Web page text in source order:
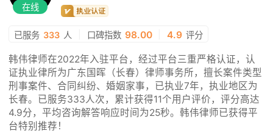
在线
已服务 333 人 口碑指数 98.00 4.9 评分
韩伟律师在2022年入驻平台，经过平台三重严格认证，认
证执业律所为广东国晖（长春）律师事务所，擅长案件类型
刑事案件、合同纠纷、婚姻家事，已执业7年，执业地区为
长春。已服务333人次，累计获得11个用户评价，评分高达
4.9分，平均咨询解答响应时间为25秒。韩伟律师已获得平
台特别推荐！